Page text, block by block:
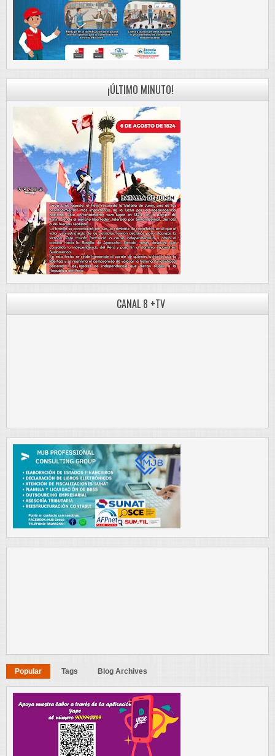
¡ÚLTIMO MINUTO!
CANAL 8 +TV
Popular Tags Blog Archives